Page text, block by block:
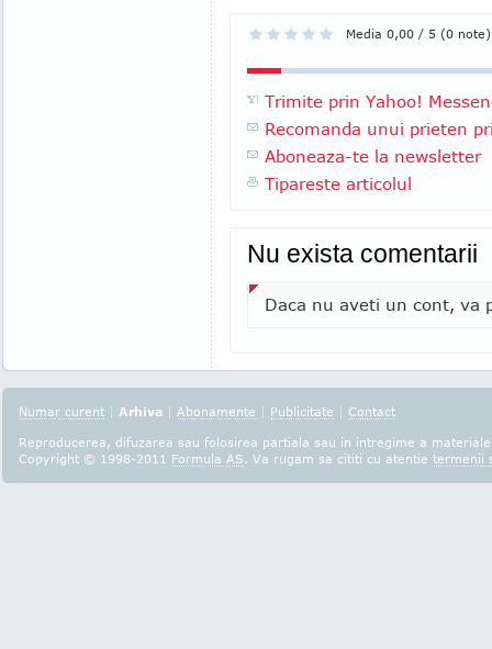
Media 0,00 / 5 (0 note)
Trimite prin Yahoo!
Recomanda unui prieten
Aboneaza-te la newsletter
Tipareste articolul
Nu exista comentarii
Daca nu aveti un cont, va
Numar curent | Arhiva | Abonamente | Publicitate | Contact
Reproducerea, difuzarea sau folosirea partiala sau in intregime a
Copyright © 1998-2011 Formula AS. Va rugam sa cititi cu atentie termenii